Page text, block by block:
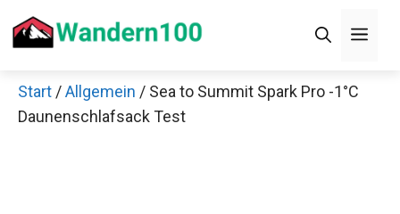
Inhalt
Start /Allgemein / Sea to Summit Spark Pro -1°C
Daunenschlafsack TestDecathlon Sale